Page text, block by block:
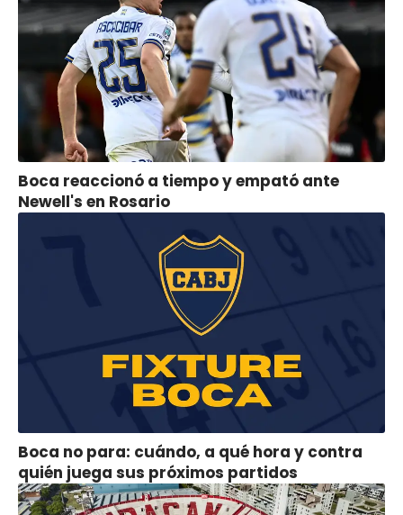
Boca reaccionó a tiempo y empató ante
Newell's en Rosario
Boca no para: cuándo, a qué hora y contra
quién juega sus próximos partidos